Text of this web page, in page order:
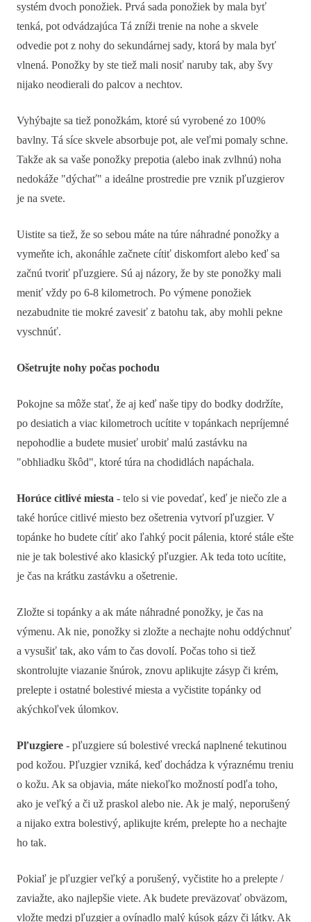
systém dvoch ponožiek. Prvá sada ponožiek by mala byť
tenká, pot odvádzajúca Tá zníži trenie na nohe a skvele
odvedie pot z nohy do sekundárnej sady, ktorá by mala byť
vlnená. Ponožky by ste tiež mali nosiť naruby tak, aby švy
nijako neodierali do palcov a nechtov.
Vyhýbajte sa tiež ponožkám, ktoré sú vyrobené zo 100%
bavlny. Tá síce skvele absorbuje pot, ale veľmi pomaly schne.
Takže ak sa vaše ponožky prepotia (alebo inak zvlhnú) noha
nedokáže "dýchať" a ideálne prostredie pre vznik pľuzgierov
je na svete.
Uistite sa tiež, že so sebou máte na túre náhradné ponožky a
vymeňte ich, akonáhle začnete cítiť diskomfort alebo keď sa
začnú tvoriť pľuzgiere. Sú aj názory, že by ste ponožky mali
meniť vždy po 6-8 kilometroch. Po výmene ponožiek
nezabudnite tie mokré zavesiť z batohu tak, aby mohli pekne
vyschnúť.
Ošetrujte nohy počas pochodu
Pokojne sa môže stať, že aj keď naše tipy do bodky dodržíte,
po desiatich a viac kilometroch ucítite v topánkach nepríjemné
nepohodlie a budete musieť urobiť malú zastávku na
"obhliadku škôd", ktoré túra na chodidlách napáchala.
Horúce citlivé miesta - telo si vie povedať, keď je niečo zle a
také horúce citlivé miesto bez ošetrenia vytvorí pľuzgier. V
topánke ho budete cítiť ako ľahký pocit pálenia, ktoré stále ešte
nie je tak bolestivé ako klasický pľuzgier. Ak teda toto ucítite,
je čas na krátku zastávku a ošetrenie.
Zložte si topánky a ak máte náhradné ponožky, je čas na
výmenu. Ak nie, ponožky si zložte a nechajte nohu oddýchnuť
a vysušiť tak, ako vám to čas dovolí. Počas toho si tiež
skontrolujte viazanie šnúrok, znovu aplikujte zásyp či krém,
prelepte i ostatné bolestivé miesta a vyčistite topánky od
akýchkoľvek úlomkov.
Pľuzgiere - pľuzgiere sú bolestivé vrecká naplnené tekutinou
pod kožou. Pľuzgier vzniká, keď dochádza k výraznému treniu
o kožu. Ak sa objavia, máte niekoľko možností podľa toho,
ako je veľký a či už praskol alebo nie. Ak je malý, neporušený
a nijako extra bolestivý, aplikujte krém, prelepte ho a nechajte
ho tak.
Pokiaľ je pľuzgier veľký a porušený, vyčistite ho a prelepte /
zaviažte, ako najlepšie viete. Ak budete preväzovať obväzom,
vložte medzi pľuzgier a ovínadlo malý kúsok gázy či látky. Ak